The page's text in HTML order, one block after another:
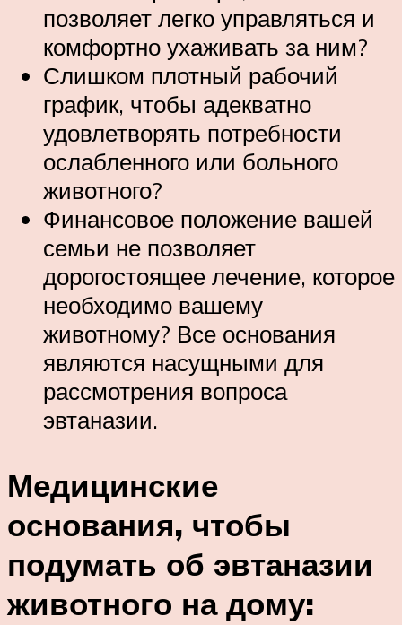
позволяет легко управляться и
комфортно ухаживать за ним?
Слишком плотный рабочий
график, чтобы адекватно
удовлетворять потребности
ослабленного или больного
животного?
Финансовое положение вашей
семьи не позволяет
дорогостоящее лечение, которое
необходимо вашему
животному? Все основания
являются насущными для
рассмотрения вопроса
эвтаназии.
Медицинские
основания, чтобы
подумать об эвтаназии
животного на дому: